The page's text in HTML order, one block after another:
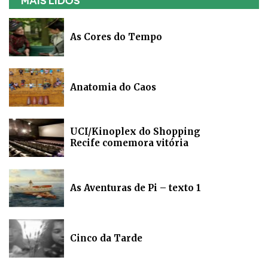
As Cores do Tempo
Anatomia do Caos
UCI/Kinoplex do Shopping
Recife comemora vitória
As Aventuras de Pi – texto 1
Cinco da Tarde